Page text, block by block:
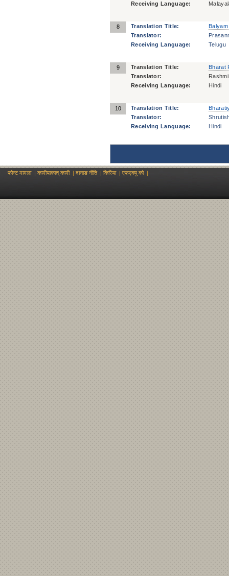
Receiving Language:
8 Translation Title:
Translator:
Receiving Language:
Telugu
9 Translation Title:
Bharat
Translator:
Receiving Language:
Hindi
10 Translation Title:
Translator:
Receiving Language:
Hindi
फोन्ट मामला| कामीयाकात् कामी| दानाङ नीति| किरिया| एफएक्यू को|